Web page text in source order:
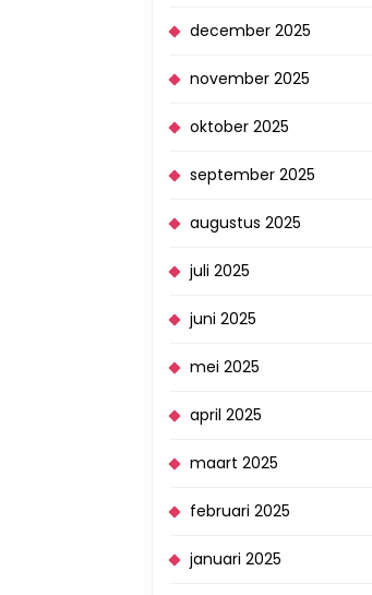
december 2025
november 2025
oktober 2025
september 2025
augustus 2025
juli 2025
juni 2025
mei 2025
april 2025
maart 2025
februari 2025
januari 2025